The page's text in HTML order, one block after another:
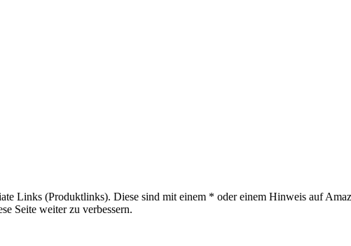
Links (Produktlinks). Diese sind mit einem * oder einem Hinweis auf
Seite weiter zu verbessern.